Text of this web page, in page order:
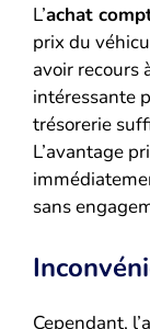
L’achat
prix du
avoir recours
intéressante
trésorerie
L’avantage
sans
Cependant,